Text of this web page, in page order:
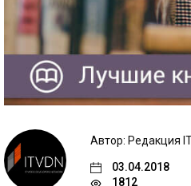
Автор: Редакция
03.04.2018
1812